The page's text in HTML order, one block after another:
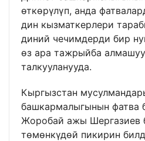
өткөрүлүп, анда
дин кызматкерлери
диний чечимдерди бир
өз ара тажрыйба
талкууланууда.
Кыргызстан
башкармалыгынын фатва
Жоробай ажы Шергазиев
төмөнкүдөй пикирин